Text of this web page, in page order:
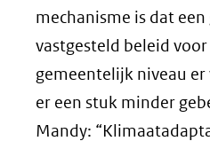
mechanisme is dat een
vastgesteld beleid
gemeentelijk niveau
er een stuk minder
Mandy: